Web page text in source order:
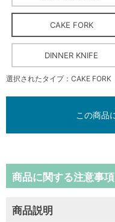
CAKE FORK
DINNER KNIFE
選択されたタイプ：CAKE FORK
この商品
商品説明
商品に関する注意事項